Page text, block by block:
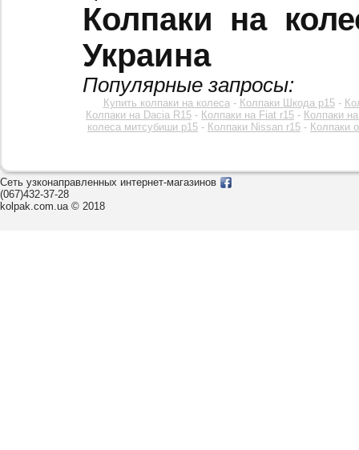
Колпаки на
Украина
Популярные запросы:
Купить колпаки на колеса- Колпаки Шкода р15-
Колпаки на Dacia R15 - Колпаки на Fiat r15 - Колпаки
колеса митсубиши р15 - Колпаки Nissan r15 - Колпаки
Сеть узконаправленных интернет-магазинов
(067)432-37-28
kolpak.com.ua © 2018